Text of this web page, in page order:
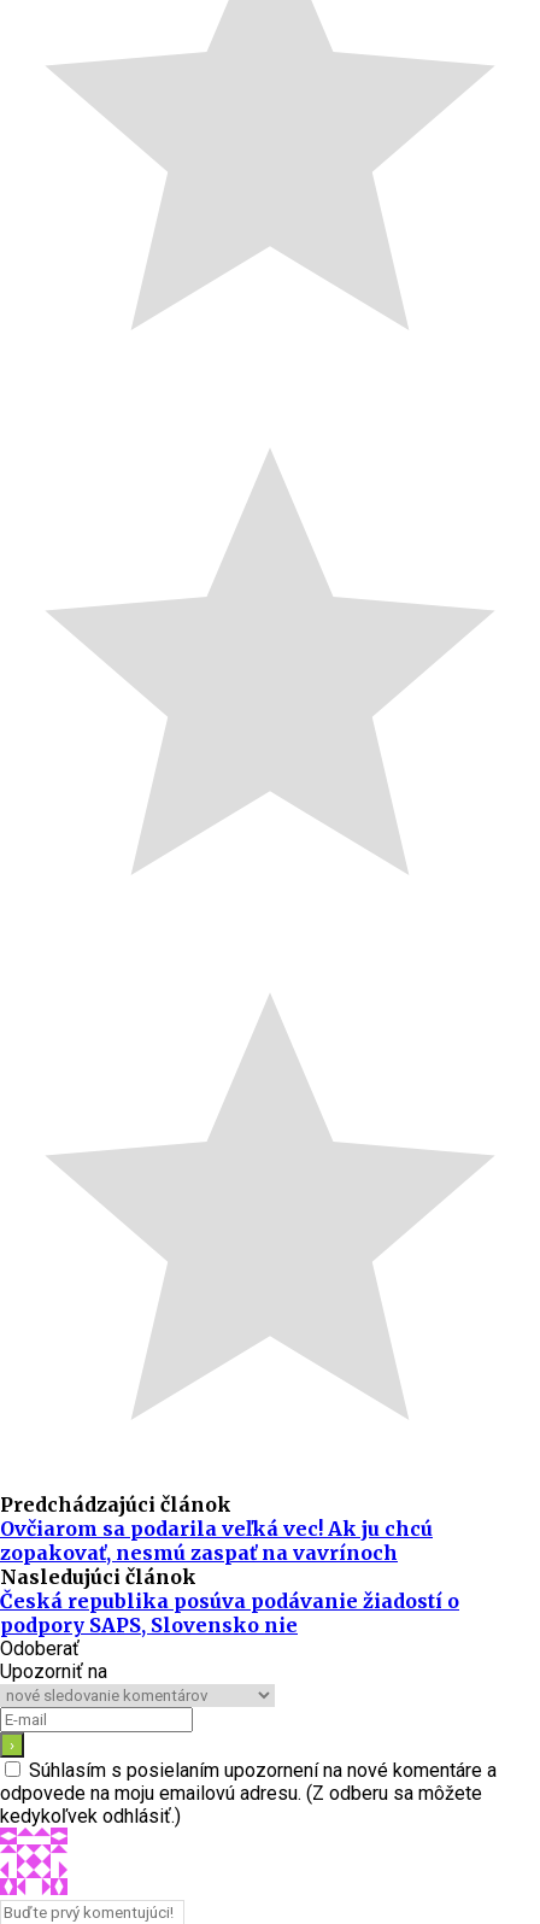
Predchádzajúci článok
Ovčiarom sa podarila veľká vec! Ak ju chcú
zopakovať, nesmú zaspať na vavrínoch
Nasledujúci článok
Česká republika posúva podávanie žiadostí o
podpory SAPS, Slovensko nie
Odoberať
Upozorniť na
Súhlasím s posielaním upozornení na nové komentáre a
odpovede na moju emailovú adresu. (Z odberu sa môžete
kedykoľvek odhlásiť.)